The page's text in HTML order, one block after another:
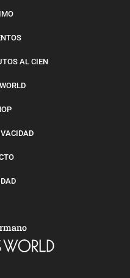
AL CIEN